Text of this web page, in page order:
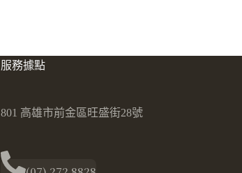
服務據點
801 高雄市前金區旺盛街28號